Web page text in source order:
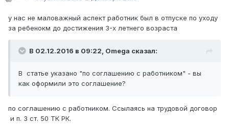
у нас не маловажный аспект работник был в отпуске по уходу
за ребенокм до достижения 3-х летнего возраста
В 02.12.2016 в 09:22, Omega сказал:
В статье указано "по соглашению с работником" - вы
как оформили это соглашение?
по соглашению с работником. Ссылаясь на трудовой договор
и п. 3 ст. 50 ТК РК.